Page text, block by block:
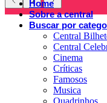
Home
Sobre a central
Buscar por
Central
Central
Cinema
Críticas
Famosos
Musica
Quadrinhos